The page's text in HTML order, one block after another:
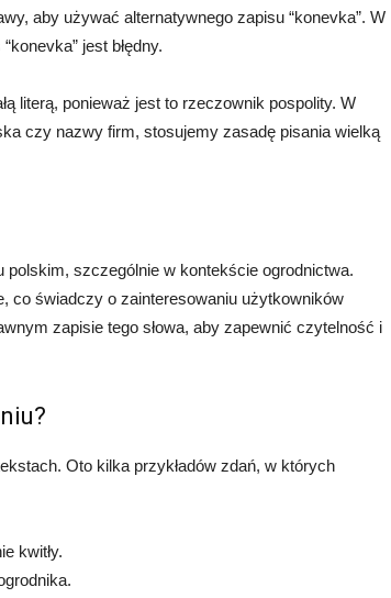
aby używać alternatywnego zapisu “konevka”. W
jest błędny.
literą, ponieważ jest to rzeczownik pospolity. W
czy nazwy firm, stosujemy zasadę pisania wielką
polskim, szczególnie w kontekście ogrodnictwa.
co świadczy o zainteresowaniu użytkowników
zapisie tego słowa, aby zapewnić czytelność i
Oto kilka przykładów zdań, w których
kwitły.